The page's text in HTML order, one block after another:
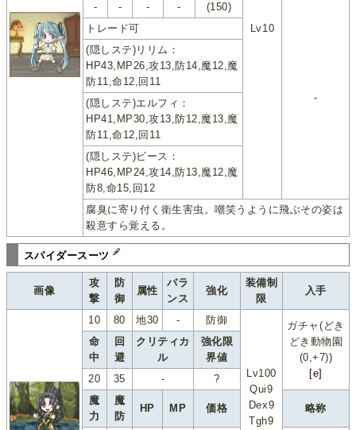
Lv10
- - - - (150)
-
トレード可
(隠しステ)リリム：
HP43,MP26,攻13,防14,魔12,魔
防11,命12,回11
(隠しステ)エルフィ：
HP41,MP30,攻13,防12,魔13,魔
防11,命12,回11
(隠しステ)ビース：
HP46,MP24,攻14,防13,魔12,魔
防8,命15,回12
腐臭に寄り付く衛生害虫。嘲笑うように飛ぶその姿は
殺意すら覚える。
スパイダースーツ
画像
攻
撃
防
御
属性
バラ
ンス
強化
装備制
限
入手
10 80 地30 - 防御
Lv100
Qui9
Dex9
Tgh9
ガチャ(どき
どき動物園
(0,+7))
[e]
命
中
回
避
クリティカ
ル
強化限
界値
20
35 -
?
魔
力
魔
防
HP MP 価格 略称